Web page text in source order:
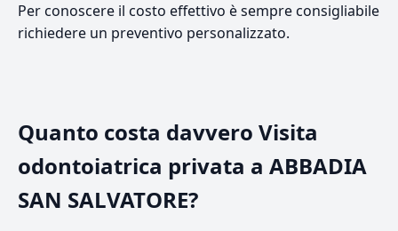
Per conoscere il costo effettivo è sempre consigliabile
richiedere un preventivo personalizzato.
Quanto costa davvero Visita
odontoiatrica privata a ABBADIA
SAN SALVATORE?